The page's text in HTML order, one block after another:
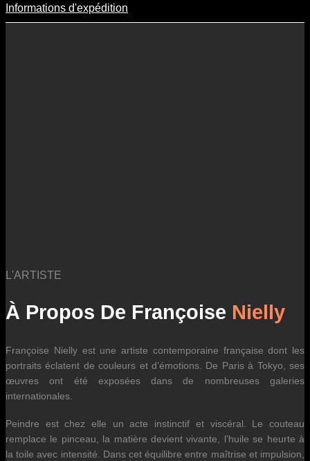
Informations D'expédition
Informations d'expédition
L'ARTISTE
À Propos De Françoise Nielly
Françoise Nielly est une artiste contemporaine française dont les
portraits éclatent de couleurs et d’émotions. De Paris à Tokyo, ses
œuvres ont été exposées dans de nombreuses galeries
internationales.
Peindre est chez elle un acte instinctif et viscéral. Le couteau
remplace le pinceau, la matière devient vivante, l’huile se heurte à
la toile avec intensité. Dans cet équilibre entre maîtrise et impulsion,